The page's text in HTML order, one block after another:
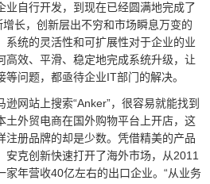
业自行开发，到现在已经圆满地完成了
长，创新层出不穷和市场瞬息万变的
系统的灵活性和可扩展性对于企业的业
高效、平滑、稳定地完成系统升级，让
问题，都亟待企业IT部门的解决。
网站上搜索“Anker”，很容易就能找到
土外贸电商在国外购物平台上开店，这
注册品牌的却是少数。凭借精美的产品
安克创新快速打开了海外市场，从2011
家年营收40亿左右的出口企业。“从业务